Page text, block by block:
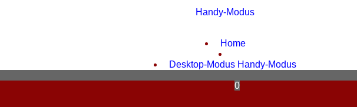
Handy-Modus
Home
Desktop-Modus Handy-Modus
0